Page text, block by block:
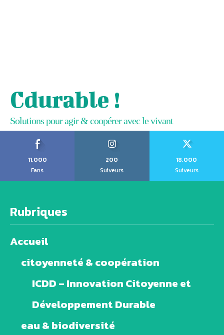
Cdurable !
Solutions pour agir & coopérer avec le vivant
11,000
Fans
200
Suiveurs
18,000
Suiveurs
Rubriques
Accueil
citoyenneté & coopération
ICDD – Innovation Citoyenne et
Développement Durable
eau & biodiversité